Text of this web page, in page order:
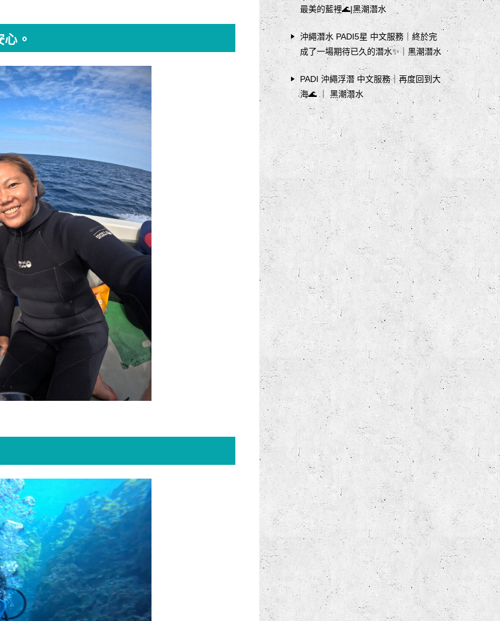
。
最美的藍裡🌊|黑潮潛水
沖繩潛水 PADI5星 中文服務｜終於完
成了一場期待已久的潛水✨｜黑潮潛水
PADI 沖繩浮潛 中文服務｜再度回到大
海🌊 ｜ 黑潮潛水